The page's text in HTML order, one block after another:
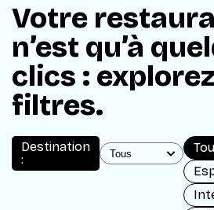
Votre
n’est qu’à
clics :
filtres.
Destination
: